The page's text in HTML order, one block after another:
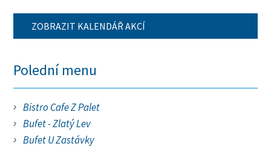
ZOBRAZIT KALENDÁŘ AKCÍ
Polední menu
Bistro Cafe Z Palet
Bufet - Zlatý Lev
Bufet U Zastávky